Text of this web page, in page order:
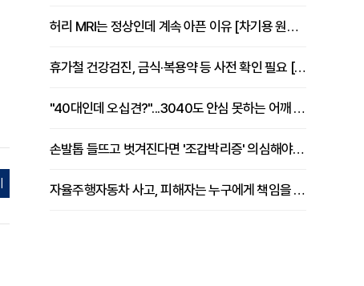
허리 MRI는 정상인데 계속 아픈 이유 [차기용 원장 칼럼]
휴가철 건강검진, 금식·복용약 등 사전 확인 필요 [정도감 원장 칼럼]
"40대인데 오십견?"...3040도 안심 못하는 어깨 유착성 관절낭염
손발톱 들뜨고 벗겨진다면 '조갑박리증' 의심해야 [김철윤 원장 칼럼]
자율주행자동차 사고, 피해자는 누구에게 책임을 물을 수 있을까